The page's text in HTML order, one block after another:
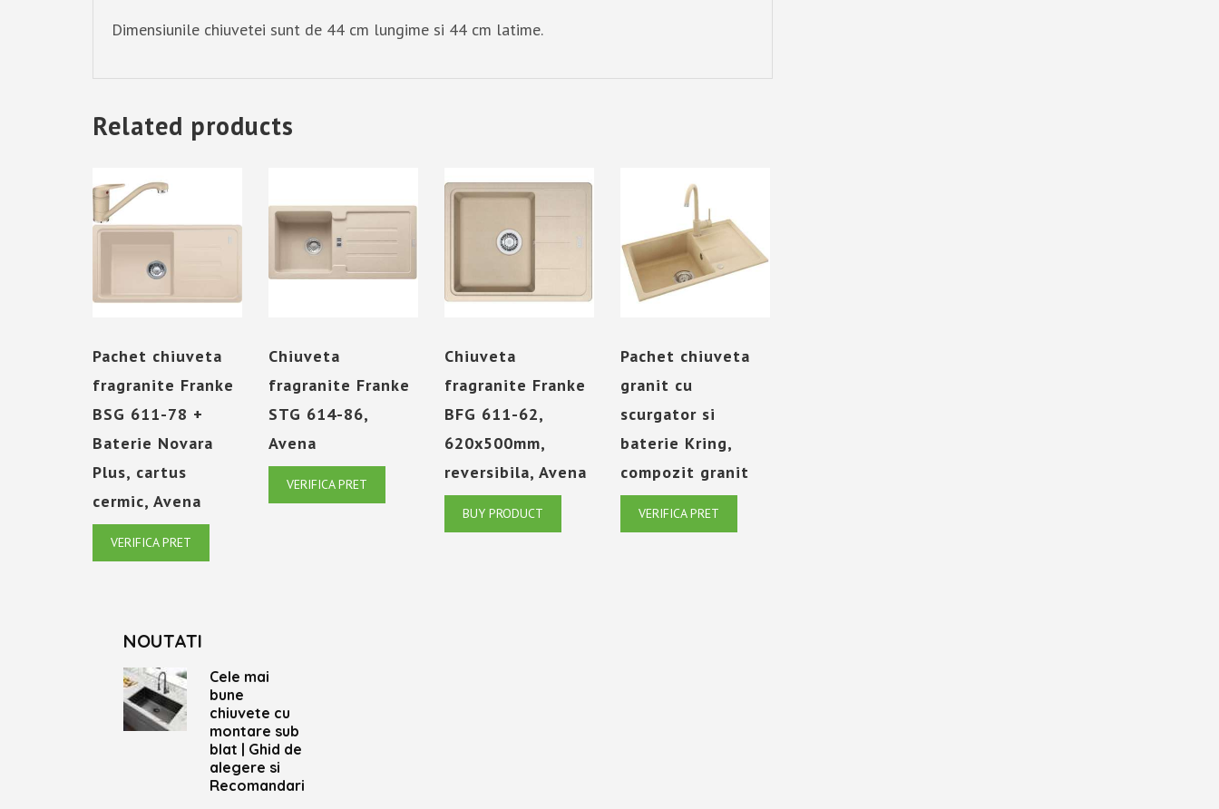
Dimensiunile chiuvetei sunt de 44 cm lungime si 44 cm latime.
Related products
Pachet chiuveta
fragranite Franke
BSG 611-78 +
Baterie Novara
Plus, cartus
cermic, Avena
VERIFICA PRET
Chiuveta
fragranite Franke
STG 614-86,
Avena
VERIFICA PRET
Chiuveta
fragranite Franke
BFG 611-62,
620x500mm,
reversibila, Avena
BUY PRODUCT
Pachet chiuveta
granit cu
scurgator si
baterie Kring,
compozit granit
VERIFICA PRET
NOUTATI
Cele mai
bune
chiuvete cu
montare sub
blat | Ghid de
alegere si
Recomandari